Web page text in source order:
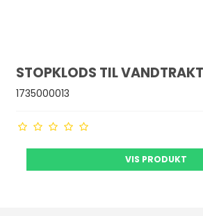
STOPKLODS TIL
1735000013
VIS PRODUKT